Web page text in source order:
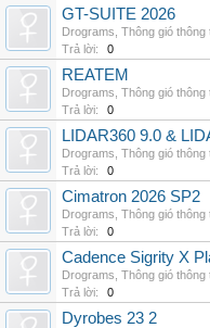
GT-SUITE 2026
Drograms Thông gió thông
Trả lời:
0
REATEM
Drograms Thông gió thông
Trả lời:
0
LIDAR360 9.0 &
Drograms Thông gió thông
Trả lời:
0
Cimatron 2026 SP2
Drograms Thông gió thông
Trả lời:
0
Cadence Sigrity X
Drograms Thông gió thông
Trả lời:
0
Dyrobes 23 2